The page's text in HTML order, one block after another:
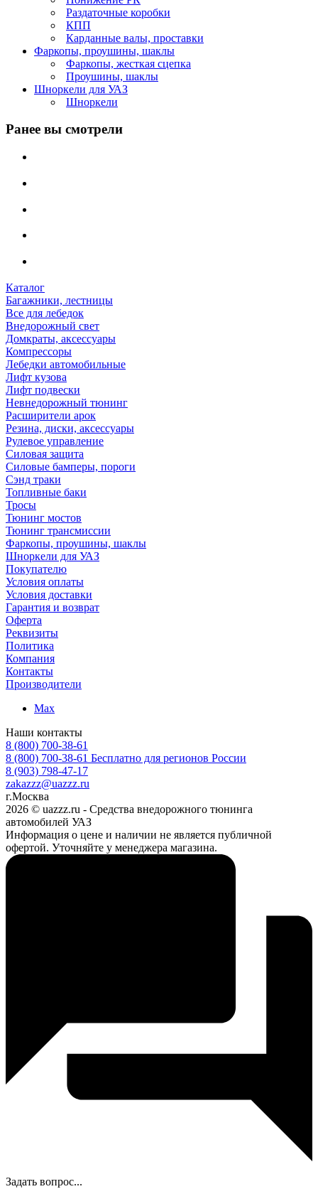
Раздаточные коробки
КПП
Карданные валы, проставки
Фаркопы, проушины, шаклы
Фаркопы, жесткая сцепка
Проушины, шаклы
Шноркели для УАЗ
Шноркели
Ранее вы смотрели
Каталог
Багажники, лестницы
Все для лебедок
Внедорожный свет
Домкраты, аксессуары
Компрессоры
Лебедки автомобильные
Лифт кузова
Лифт подвески
Невнедорожный тюнинг
Расширители арок
Резина, диски, аксессуары
Рулевое управление
Силовая защита
Силовые бамперы, пороги
Сэнд траки
Топливные баки
Тросы
Тюнинг мостов
Тюнинг трансмиссии
Фаркопы, проушины, шаклы
Шноркели для УАЗ
Покупателю
Условия оплаты
Условия доставки
Гарантия и возврат
Оферта
Реквизиты
Политика
Компания
Контакты
Производители
Max
Наши контакты
8 (800) 700-38-61
8 (800) 700-38-61 Бесплатно для регионов России
8 (903) 798-47-17
zakazzz@uazzz.ru
г.Москва
2026 © uazzz.ru - Средства внедорожного тюнинга
автомобилей УАЗ
Информация о цене и наличии не является публичной
офертой. Уточняйте у менеджера магазина.
Задать вопрос...